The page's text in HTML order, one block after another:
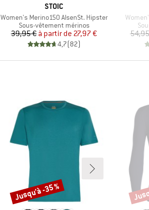
MARQUE
STOIC
Article
Women's Merino150 AlsenSt. Hipster
Product group
Sous-vêtement mérinos
Prix
39,95 € Prix réduit
à partir de 27,97 €
4,7(82)
Article
Remise
Jusqu'à -35 %